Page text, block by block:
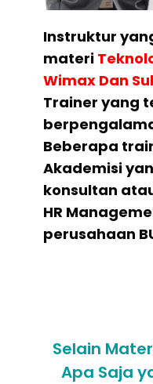
Instruktur
materi
Wimax Dan
Trainer yang
Beberapa
Akademisi
konsultan
HR
perusahaan
Selain
Apa Saja